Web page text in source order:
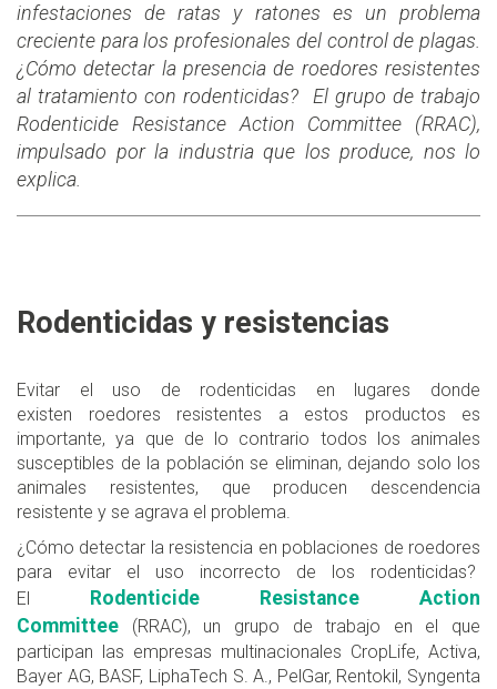
infestaciones de ratas y ratones es un problema
creciente para los profesionales del control de plagas.
¿Cómo detectar la presencia de roedores resistentes
al tratamiento con rodenticidas? El grupo de trabajo
Rodenticide Resistance Action Committee (RRAC),
impulsado por la industria que los produce, nos lo
explica.
Rodenticidas y resistencias
Evitar el uso de rodenticidas en lugares donde
existen roedores resistentes a estos productos es
importante, ya que de lo contrario todos los animales
susceptibles de la población se eliminan, dejando solo los
animales resistentes, que producen descendencia
resistente y se agrava el problema.
¿Cómo detectar la resistencia en poblaciones de roedores
para evitar el uso incorrecto de los rodenticidas?
El
Rodenticide Resistance Action
Committee (RRAC), un grupo de trabajo en el que
participan las empresas multinacionales CropLife, Activa,
Bayer AG, BASF, LiphaTech S. A., PelGar, Rentokil, Syngenta